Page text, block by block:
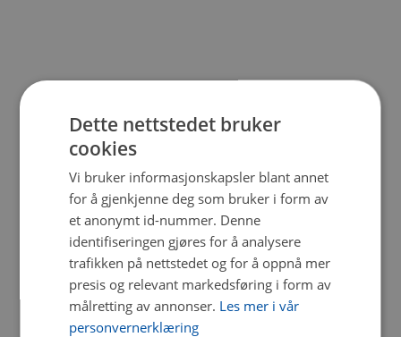
Dette nettstedet bruker
cookies
Vi bruker informasjonskapsler blant annet
for å gjenkjenne deg som bruker i form av
et anonymt id-nummer. Denne
identifiseringen gjøres for å analysere
trafikken på nettstedet og for å oppnå mer
presis og relevant markedsføring i form av
målretting av annonser. Les mer i vår
personvernerklæring